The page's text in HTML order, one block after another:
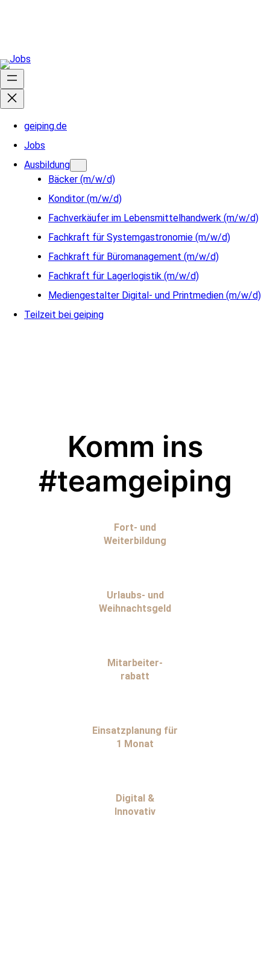
geiping.de
Jobs
Ausbildung
Bäcker (m/w/d)
Konditor (m/w/d)
Fachverkäufer im Lebensmittelhandwerk (m/w/d)
Fachkraft für Systemgastronomie (m/w/d)
Fachkraft für Büromanagement (m/w/d)
Fachkraft für Lagerlogistik (m/w/d)
Mediengestalter Digital- und Printmedien (m/w/d)
Teilzeit bei geiping
Komm ins
#teamgeiping
Fort- und
Weiterbildung
Urlaubs- und
Weihnachtsgeld
Mitarbeiter-
rabatt
Einsatzplanung für
1 Monat
Digital &
Innovativ